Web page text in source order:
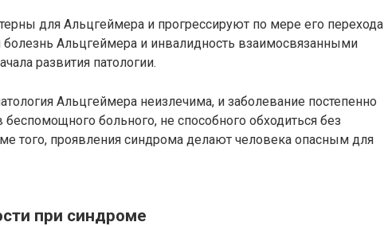
для Альцгеймера и прогрессируют по мере его перехода
болезнь Альцгеймера и инвалидность взаимосвязанными
развития патологии.
Альцгеймера неизлечима, и заболевание постепенно
больного, не способного обходиться без
того, проявления синдрома делают человека опасным для
при синдроме